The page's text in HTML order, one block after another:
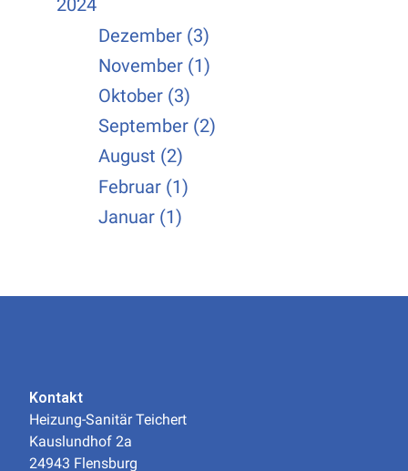
2024
Dezember (3)
November (1)
Oktober (3)
September (2)
August (2)
Februar (1)
Januar (1)
Kontakt
Heizung-Sanitär Teichert
Kauslundhof 2a
24943 Flensburg